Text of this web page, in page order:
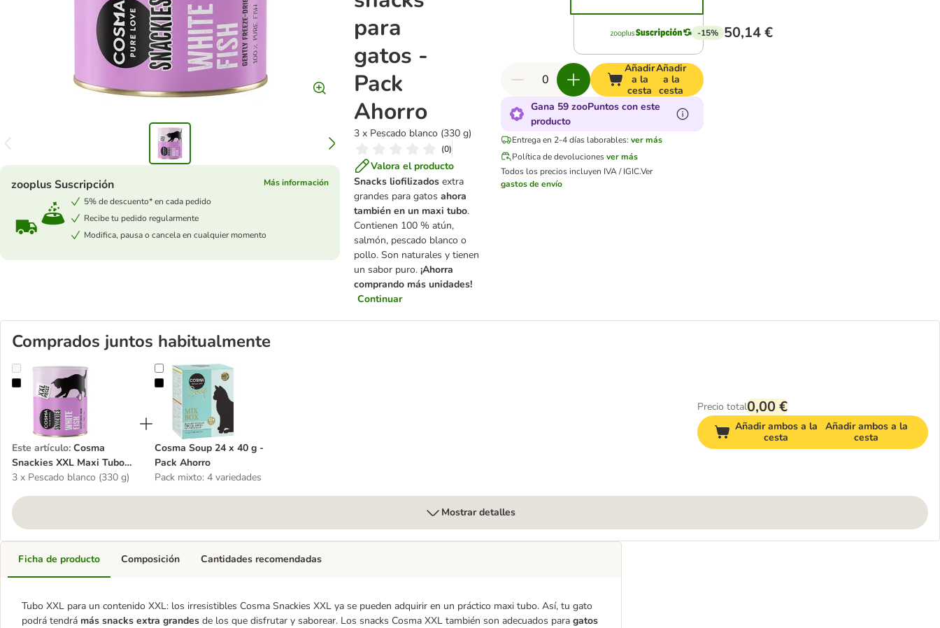
para
gatos -
Pack
Ahorro
3 x Pescado blanco (330 g)
(0)
Valora el producto
Snacks liofilizados extra
grandes para gatosahora
también en un maxi tubo.
Contienen 100 % atún,
salmón, pescado blanco o
pollo. Son naturales y tienen
un sabor puro.¡Ahorra
comprando más unidades!
Continuar
zooplus Suscripción
Más información
5% de descuento* en cada pedido
Recibe tu pedido regularmente
Modifica, pausa o cancela en cualquier momento
-15% 50,14 €
Añadir
a la
cesta
Añadir
a la
cesta
Gana 59 zooPuntos con este
producto
Entrega en 2-4 días laborables: ver más
Política de devoluciones ver más
Todos los precios incluyen IVA / IGIC.Ver
gastos de envío
Comprados juntos habitualmente
Cosma Snackies XXL Maxi Tubo snacks para gatos - Pack Ahorro
Este artículo: Cosma
Snackies XXL Maxi Tubo
snacks para gatos - Pack
3 x Pescado blanco (330 g)
Cosma Soup 24 x 40 g - Pack Ahorro
Cosma Soup 24 x 40 g -
Pack Ahorro
Pack mixto: 4 variedades
Precio total0,00 €
Añadir ambos a la
cesta
Añadir ambos a la
cesta
Mostrar detalles
Ficha de producto
Tubo XXL para un contenido XXL: los irresistibles Cosma Snackies XXL ya se pueden adquirir en un práctico maxi tubo. Así, tu gato
podrá tendrá más snacks extra grandes de los que disfrutar y saborear. Los snacks Cosma XXL también son adecuados para gatos
Composición Cantidades recomendadas